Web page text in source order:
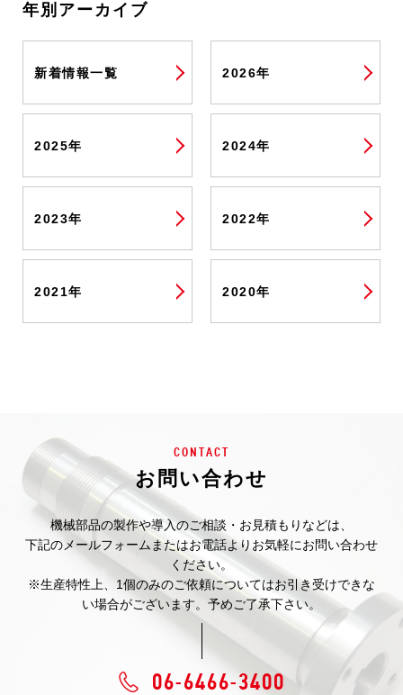
年別アーカイブ
新着情報一覧 2026年
2025年 2024年
2023年 2022年
2021年 2020年
CONTACT
お問い合わせ
機械部品の製作や導入のご相談・お見積もりなどは、
下記のメールフォームまたはお電話よりお気軽にお問い合わせ
ください。
※生産特性上、1個のみのご依頼についてはお引き受けできな
い場合がございます。予めご了承下さい。
06-6466-3400